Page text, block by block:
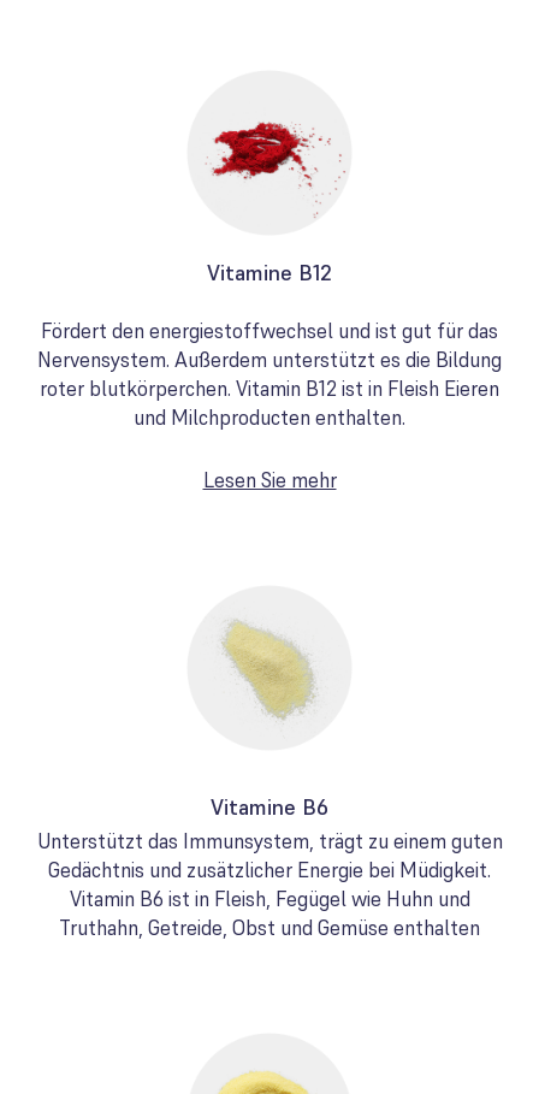
Vitamine B12
Fördert den energiestoffwechsel und ist gut für das
Nervensystem. Außerdem unterstützt es die Bildung
roter blutkörperchen. Vitamin B12 ist in Fleish Eieren
und Milchproducten enthalten.
Lesen Sie mehr
Vitamine B6
Unterstützt das Immunsystem, trägt zu einem guten
Gedächtnis und zusätzlicher Energie bei Müdigkeit.
Vitamin B6 ist in Fleish, Fegügel wie Huhn und
Truthahn, Getreide, Obst und Gemüse enthalten